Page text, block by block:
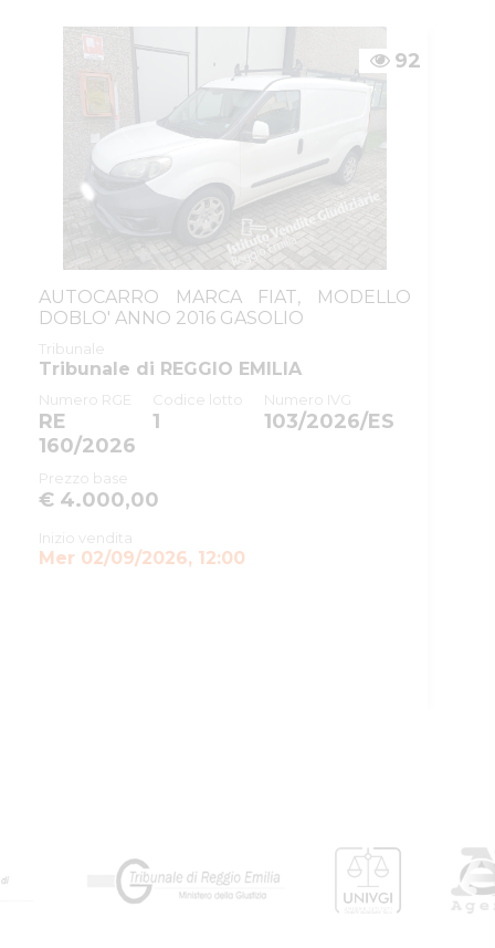
92
AUTOCARRO MARCA FIAT, MODELLO
DOBLO' ANNO 2016 GASOLIO
Tribunale
Tribunale di REGGIO EMILIA
Numero RGE
RE
160/2026
Codice lotto
1
Numero IVG
103/2026/ES
Prezzo base
€ 4.000,00
Inizio vendita
Mer 02/09/2026, 12:00